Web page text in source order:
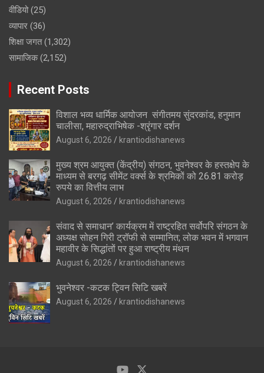
वीडियो(25)
व्यापार (36)
शिक्षा जगत(1,302)
सामाजिक(2,152)
Recent Posts
विशाल भव्य धार्मिक आयोजन संगीतमय सुंदरकांड, हनुमान
चालीसा, महारुद्राभिषेक -श्रृंगार दर्शन
August 6, 2026 krantiodishanews
मुख्य श्रम आयुक्त (केंद्रीय) संगठन, भुवनेश्वर के हस्तक्षेप के
माध्यम से बरगढ़ सीमेंट वर्क्स के श्रमिकों को 26.81 करोड़
रुपये का वित्तीय लाभ
August 6, 2026 krantiodishanews
संवाद से समाधान’ कार्यक्रम में राष्ट्रहित सर्वोपरि संगठन के
अध्यक्ष सोहन गिरी ट्रॉफी से सम्मानित; लोक भवन में भगवान
महावीर के सिद्धांतों पर हुआ राष्ट्रीय मंथन
August 6, 2026 krantiodishanews
भुवनेश्वर -कटक ट्विन सिटि खबरें
August 6, 2026 krantiodishanews